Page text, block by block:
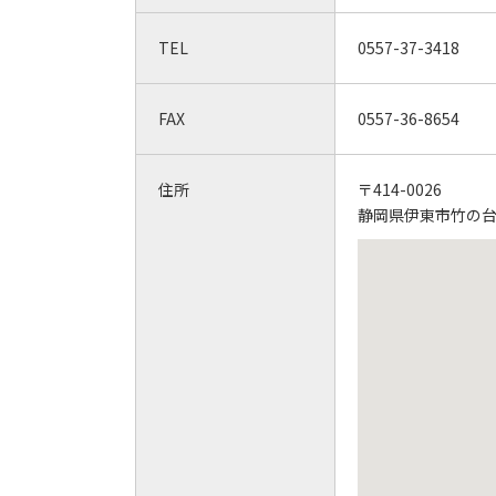
TEL 0557-37-3418
FAX 0557-36-8654
住所
〒414-0026
静岡県伊東市竹の